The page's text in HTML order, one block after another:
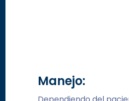
Manejo: